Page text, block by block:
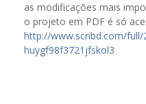
as modificações mais
o projeto em PDF é só
http://www.scribd.com/full/
huygf98f3721jfskol3